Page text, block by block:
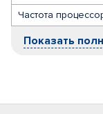
Частота
Показать